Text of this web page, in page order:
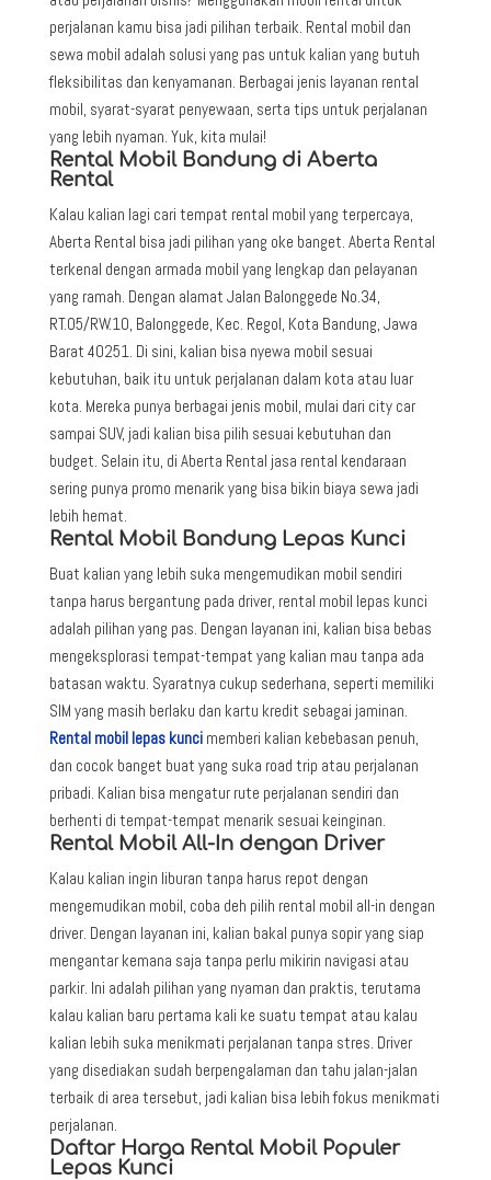
perjalanan kamu bisa jadi pilihan terbaik. Rental mobil dan
sewa mobil adalah solusi yang pas untuk kalian yang butuh
fleksibilitas dan kenyamanan. Berbagai jenis layanan rental
mobil, syarat-syarat penyewaan, serta tips untuk perjalanan
yang lebih nyaman. Yuk, kita mulai!
Rental Mobil Bandung di Aberta
Rental
Kalau kalian lagi cari tempat rental mobil yang terpercaya,
Aberta Rental bisa jadi pilihan yang oke banget. Aberta Rental
terkenal dengan armada mobil yang lengkap dan pelayanan
yang ramah. Dengan alamat Jalan Balonggede No.34,
RT.05/RW.10, Balonggede, Kec. Regol, Kota Bandung, Jawa
Barat 40251. Di sini, kalian bisa nyewa mobil sesuai
kebutuhan, baik itu untuk perjalanan dalam kota atau luar
kota. Mereka punya berbagai jenis mobil, mulai dari city car
sampai SUV, jadi kalian bisa pilih sesuai kebutuhan dan
budget. Selain itu, di Aberta Rental jasa rental kendaraan
sering punya promo menarik yang bisa bikin biaya sewa jadi
lebih hemat.
Rental Mobil Bandung Lepas Kunci
Buat kalian yang lebih suka mengemudikan mobil sendiri
tanpa harus bergantung pada driver, rental mobil lepas kunci
adalah pilihan yang pas. Dengan layanan ini, kalian bisa bebas
mengeksplorasi tempat-tempat yang kalian mau tanpa ada
batasan waktu. Syaratnya cukup sederhana, seperti memiliki
SIM yang masih berlaku dan kartu kredit sebagai jaminan.
Rental mobil lepas kuncimemberi kalian kebebasan penuh,
dan cocok banget buat yang suka road trip atau perjalanan
pribadi. Kalian bisa mengatur rute perjalanan sendiri dan
berhenti di tempat-tempat menarik sesuai keinginan.
Rental Mobil All-In dengan Driver
Kalau kalian ingin liburan tanpa harus repot dengan
mengemudikan mobil, coba deh pilih rental mobil all-in dengan
driver. Dengan layanan ini, kalian bakal punya sopir yang siap
mengantar kemana saja tanpa perlu mikirin navigasi atau
parkir. Ini adalah pilihan yang nyaman dan praktis, terutama
kalau kalian baru pertama kali ke suatu tempat atau kalau
kalian lebih suka menikmati perjalanan tanpa stres. Driver
yang disediakan sudah berpengalaman dan tahu jalan-jalan
terbaik di area tersebut, jadi kalian bisa lebih fokus menikmati
perjalanan.
Daftar Harga Rental Mobil Populer
Lepas Kunci